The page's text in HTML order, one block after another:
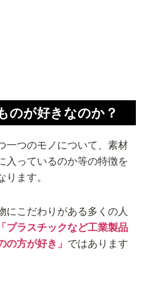
のが好きなのか？
一つのモノについて、素材
入っているのか等の特徴を
ります。
にこだわりがある多くの人
「プラスチックなど工業製品
の方が好き」 ではあります